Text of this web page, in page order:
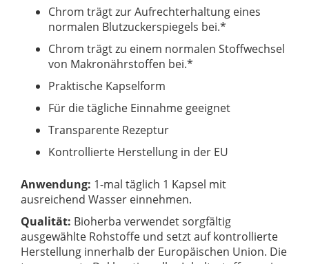
Chrom trägt zur Aufrechterhaltung eines
normalen Blutzuckerspiegels bei.*
Chrom trägt zu einem normalen Stoffwechsel
von Makronährstoffen bei.*
Praktische Kapselform
Für die tägliche Einnahme geeignet
Transparente Rezeptur
Kontrollierte Herstellung in der EU
Anwendung: 1-mal täglich 1 Kapsel mit
ausreichend Wasser einnehmen.
Qualität: Bioherba verwendet sorgfältig
ausgewählte Rohstoffe und setzt auf kontrollierte
Herstellung innerhalb der Europäischen Union. Die